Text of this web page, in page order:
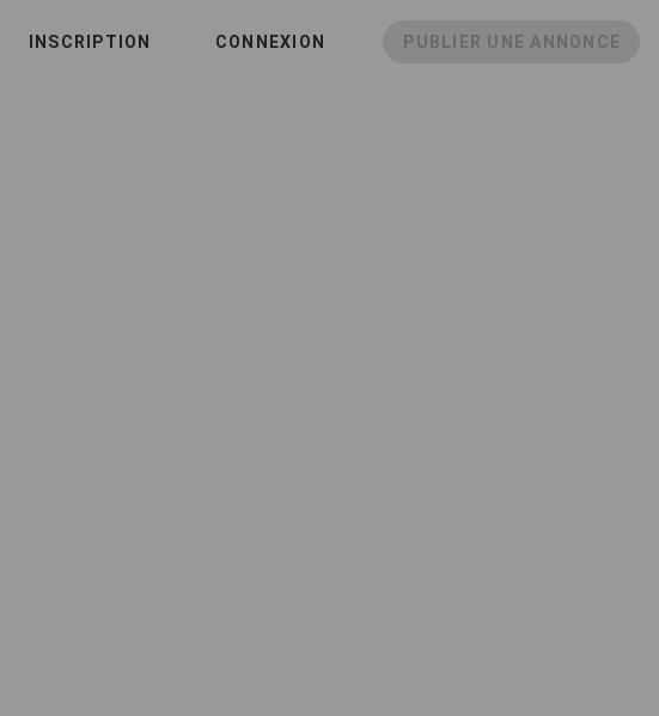
INSCRIPTION CONNEXION PUBLIER UNE ANNONCE